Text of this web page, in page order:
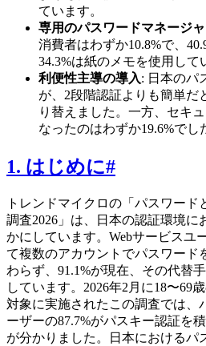
ています。
専用のパスワードマネージ
消費者はわずか10.8%で、
34.3%は紙のメモを使用して
利便性主導の導入: 日本のパ
が、2段階認証よりも簡単だ
り替えました。一方、セキ
なったのはわずか19.6%でし
1. はじめに#
トレンドマイクロの「パスワード
調査2026」は、日本の認証環境に
かにしています。Webサービスユ
て複数のアカウントでパスワード
わらず、91.1%が現在、その代替
しています。2026年2月に18〜69
対象に実施されたこの調査では、
ーザーの87.7%がパスキー認証を
が分かりました。日本におけるパ